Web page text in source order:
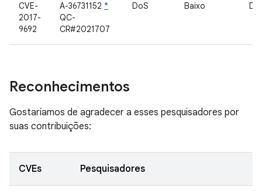
CVE-
2017-
9692
A-36731152 *
QC-
CR#2021707
DoS Baixo
Reconhecimentos
Gostaríamos de agradecer a esses pesquisadores por
suas contribuições:
CVEs Pesquisadores